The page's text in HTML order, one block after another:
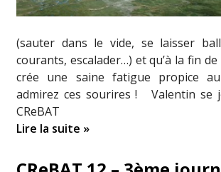
(sauter dans le vide, se laisser
courants, escalader…) et qu’à la fin
crée une saine fatigue propice
admirez ces sourires ! Valentin se
CReBAT
Lire la suite »